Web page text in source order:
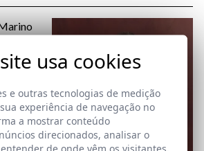
usa cookies
e outras tecnologias de medição
experiência de navegação no
a mostrar conteúdo
direcionados, analisar o
de onde vêm os visitantes.